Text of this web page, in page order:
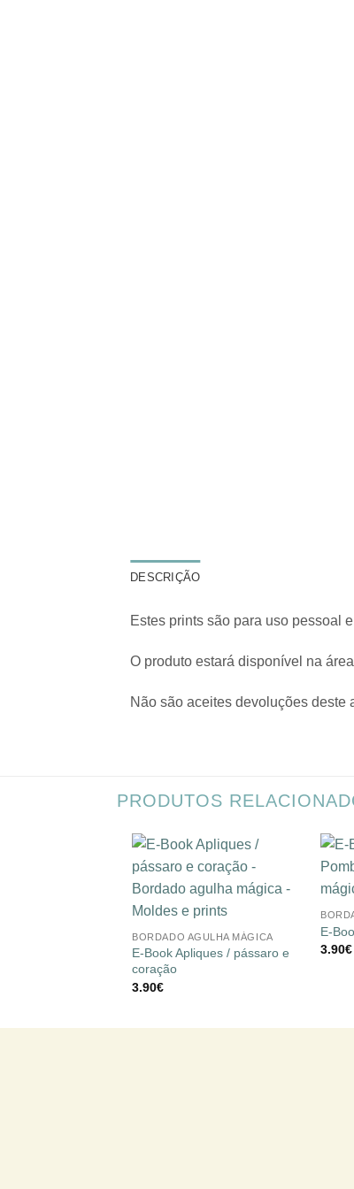
DESCRIÇÃO
Estes prints são para uso pessoal
O produto estará disponível na
Não são aceites devoluções deste
PRODUTOS
Adicionar
à lista de
+
BORDADO AGULHA MÁGICA
E-Book Apliques / pássaro e
coração
3.90€
E-
3.90€